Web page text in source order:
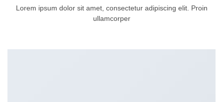
Lorem ipsum dolor sit amet, consectetur adipiscing elit. Proin
ullamcorper